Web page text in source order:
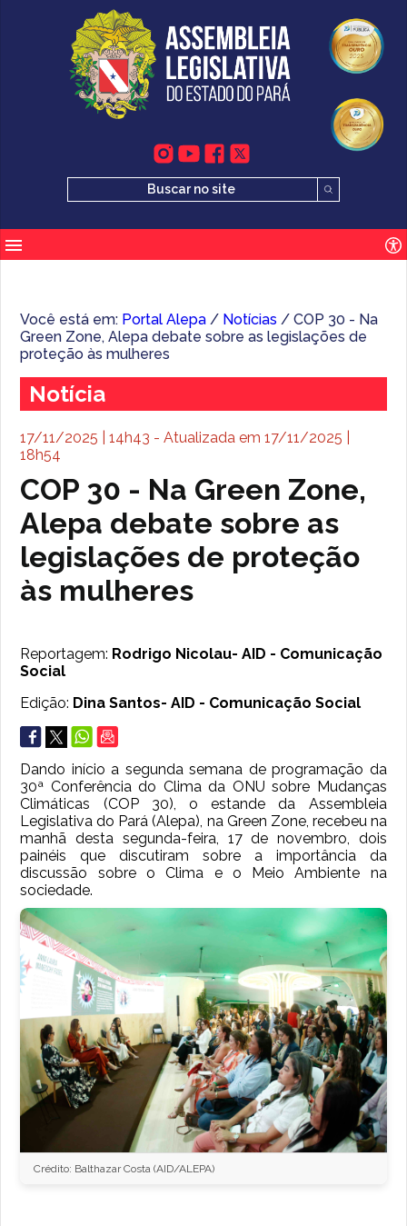
Você está em: Portal Alepa / Notícias / COP 30 - Na
Green Zone, Alepa debate sobre as legislações de
proteção às mulheres
Notícia
17/11/2025 | 14h43 - Atualizada em 17/11/2025 |
18h54
COP 30 - Na Green Zone,
Alepa debate sobre as
legislações de proteção
às mulheres
Reportagem: Rodrigo Nicolau- AID - Comunicação
Social
Edição: Dina Santos- AID - Comunicação Social
Dando início a segunda semana de programação da
30ª Conferência do Clima da ONU sobre Mudanças
Climáticas (COP 30), o estande da Assembleia
Legislativa do Pará (Alepa), na Green Zone, recebeu na
manhã desta segunda-feira, 17 de novembro, dois
painéis que discutiram sobre a importância da
discussão sobre o Clima e o Meio Ambiente na
sociedade.
Crédito: Balthazar Costa (AID/ALEPA)